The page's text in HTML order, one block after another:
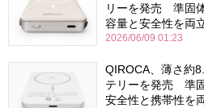
リーを発売 準固
容量と安全性を両
2026/06/09 01:23
QIROCA、薄さ約
テリーを発売 準
安全性と携帯性を